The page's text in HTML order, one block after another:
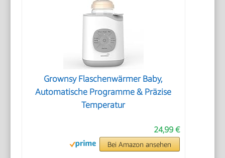
Grownsy Flaschenwärmer Baby,
Automatische Programme & Präzise
Temperatur
24,99 €
Bei Amazon ansehen